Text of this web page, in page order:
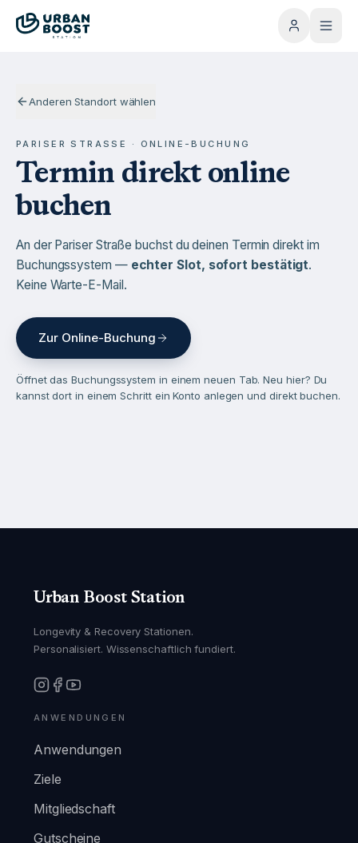
Anderen Standort wählen
PARISER STRASSE · ONLINE-BUCHUNG
Termin direkt online
buchen
An der Pariser Straße buchst du deinen Termin direkt im
Buchungssystem — echter Slot, sofort bestätigt.
Keine Warte-E-Mail.
Zur Online-Buchung
Öffnet das Buchungssystem in einem neuen Tab. Neu hier? Du
kannst dort in einem Schritt ein Konto anlegen und direkt buchen.
Urban Boost Station
Longevity & Recovery Stationen.
Personalisiert. Wissenschaftlich fundiert.
ANWENDUNGEN
Anwendungen
Ziele
Mitgliedschaft
Gutscheine